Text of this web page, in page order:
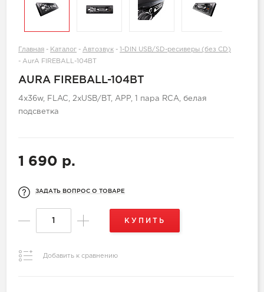
Главная - Каталог - Автозвук -
1-DIN USB/SD-ресиверы (без CD)
- AurA FIREBALL-104BT
AURA FIREBALL-104BT
4x36w, FLAC, 2xUSB/BT, APP, 1 пара RCA, белая
подсветка
1 690 р.
ЗАДАТЬ ВОПРОС О ТОВАРЕ
КУПИТЬ
Добавить к сравнению